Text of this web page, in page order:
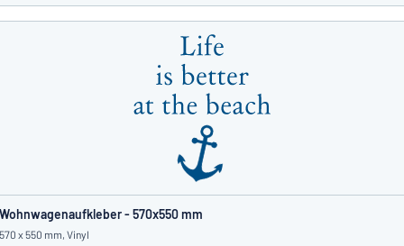
Wohnwagenaufkleber - 570x550 mm
570 x 550 mm, Vinyl